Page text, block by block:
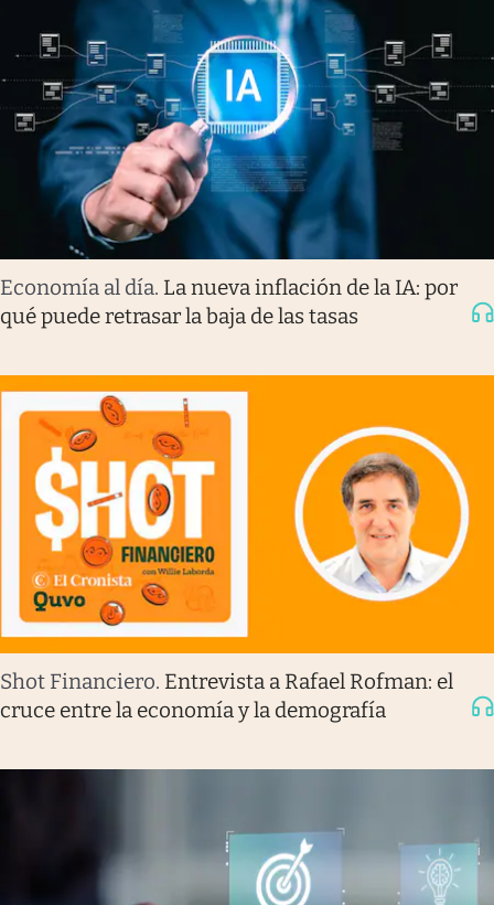
Economía al día. La nueva inflación de la IA: por
qué puede retrasar la baja de las tasas
Shot Financiero. Entrevista a Rafael Rofman: el
cruce entre la economía y la demografía